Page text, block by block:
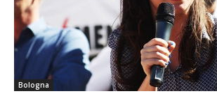
Bologna